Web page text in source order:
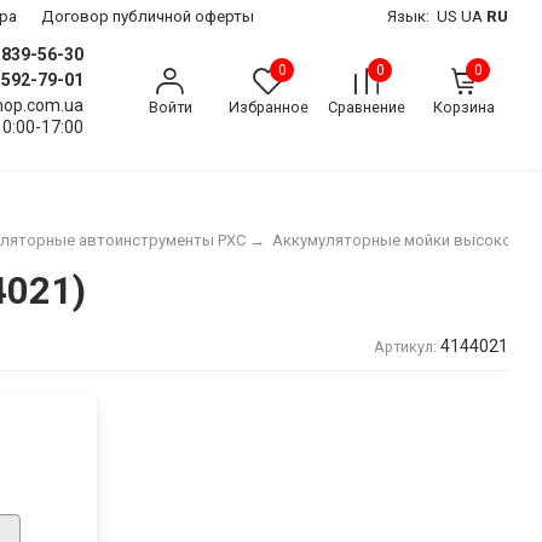
Договор публичной оферты Язык: US UA RU
56-30
79-01
17:00
Войти
0
Избранное
0
Сравнение
0
Корзина
Аккумуляторные мойки высокого
автоинструменты PXC →
Артикул: 4144021